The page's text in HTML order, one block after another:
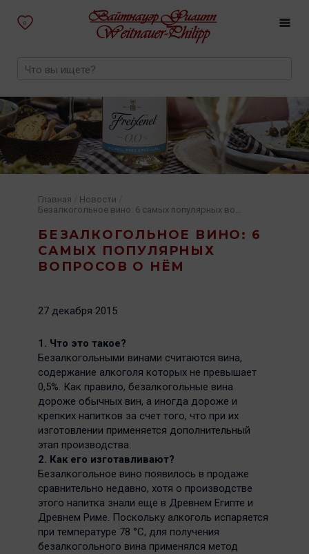
0
БЕЗАЛКОГОЛЬНОЕ ВИНО: 6
САМЫХ ПОПУЛЯРНЫХ
ВОПРОСОВ О НЁМ
Главная Новости
Безалкогольное вино: 6 самых популярных вопросов о нём
27 декабря 2015
1. Что это такое?
Безалкогольными винами считаются вина,
содержание алкоголя которых не превышает
0,5%. Как правило, безалкогольные вина
дороже обычных вин, а иногда дороже и
крепких напитков за счет того, что при их
изготовлении применяется дополнительный
этап производства.
2. Как его изготавливают?
Безалкогольное вино появилось в продаже
сравнительно недавно, хотя о производстве
этого напитка знали еще в Древнем Египте и
Древнем Риме. Поскольку алкоголь испаряется
при температуре 78 °С, для получения
безалкогольного вина применялся метод